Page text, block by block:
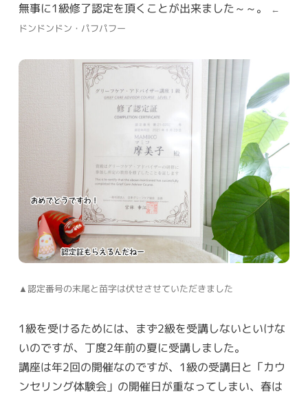
無事に1級修了認定を頂くことが出来ました～～。
←
ドンドンドン・パフパフー
▲認定番号の末尾と苗字は伏せさせていただきました
1級を受けるためには、まず2級を受講しないといけな
いのですが、丁度2年前の夏に受講しました。
講座は年2回の開催なのですが、1級の受講日と「カウ
ンセリング体験会」の開催日が重なってしまい、春は